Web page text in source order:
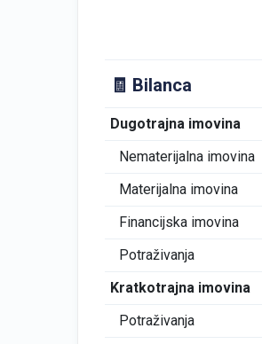
🧾 Bilanca
Dugotrajna imovina
Nematerijalna imovina
Materijalna imovina
Financijska imovina
Potraživanja
Kratkotrajna imovina
Potraživanja